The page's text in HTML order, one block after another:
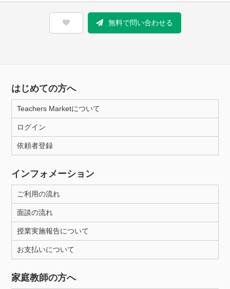
無料で問い合わせる
はじめての方へ
Teachers Marketについて
ログイン
依頼者登録
インフォメーション
ご利用の流れ
面談の流れ
授業実施報告について
お支払いについて
家庭教師の方へ